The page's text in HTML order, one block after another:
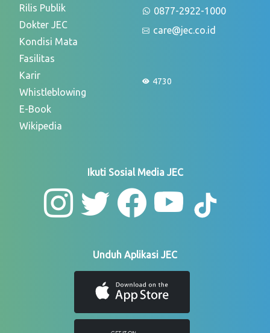
Rilis Publik
Dokter JEC
Kondisi Mata
Fasilitas
Karir
Whistleblowing
E-Book
Wikipedia
0877-2922-1000
care@jec.co.id
4730
Ikuti Sosial Media JEC
Unduh Aplikasi JEC